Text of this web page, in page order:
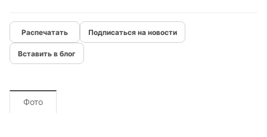
Подписаться на новости
Вставить в блог
Фото